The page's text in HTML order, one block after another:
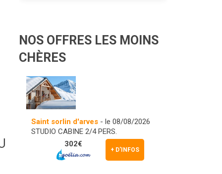
NOS OFFRES LES MOINS
CHÈRES
Saint sorlin d'arves - le 08/08/2026
STUDIO CABINE 2/4 PERS.
+ D'INFOS
302€